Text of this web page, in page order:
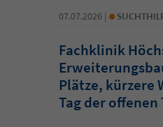
07.07.2026 | •
Fachklinik
Plätze, kürzere
Tag der offenen